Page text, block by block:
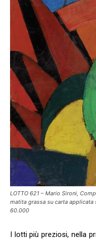
LOTTO 621 – Mario Sironi,
matita grassa su carta
60.000
I lotti più preziosi, nella